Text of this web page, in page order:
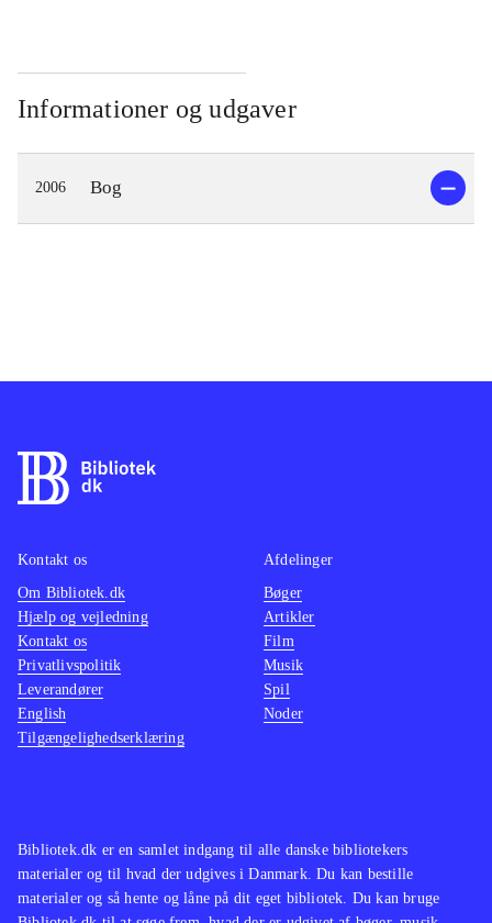
Informationer og udgaver
2006 Bog
Bibliotek.dk er en samlet indgang til alle danske bibliotekers
materialer og til hvad der udgives i Danmark. Du kan bestille
materialer og så hente og låne på dit eget bibliotek. Du kan bruge
Kontakt os
Om Bibliotek.dk
Hjælp og vejledning
Kontakt os
Privatlivspolitik
Leverandører
English
Tilgængelighedserklæring
Afdelinger
Bøger
Artikler
Film
Musik
Spil
Noder